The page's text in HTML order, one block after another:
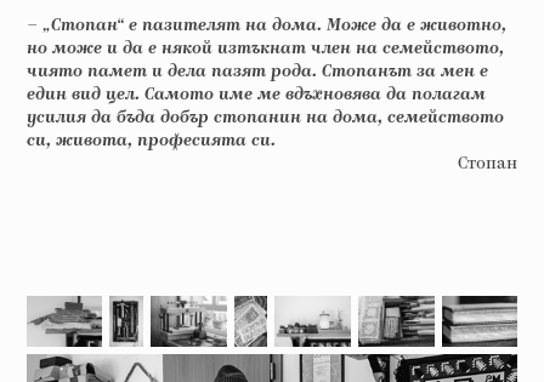
– „Стопан“ е пазителят на дома. Може да е животно,
но може и да е някой изтъкнат член на семейството,
чиято памет и дела пазят рода. Стопанът за мен е
един вид цел. Самото име ме вдъхновява да полагам
усилия да бъда добър стопанин на дома, семейството
си, живота, професията си.
Стопан